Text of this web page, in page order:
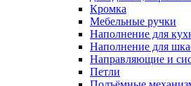
Кромка
Мебельные ручки
Наполнение для
Наполнение для
Направляющие и
Петли